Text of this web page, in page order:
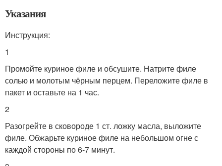
Указания
Инструкция:
1
Промойте куриное филе и обсушите. Натрите филе
солью и молотым чёрным перцем. Переложите филе в
пакет и оставьте на 1 час.
2
Разогрейте в сковороде 1 ст. ложку масла, выложите
филе. Обжарьте куриное филе на небольшом огне с
каждой стороны по 6-7 минут.